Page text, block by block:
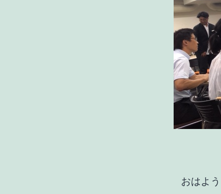
おはよ